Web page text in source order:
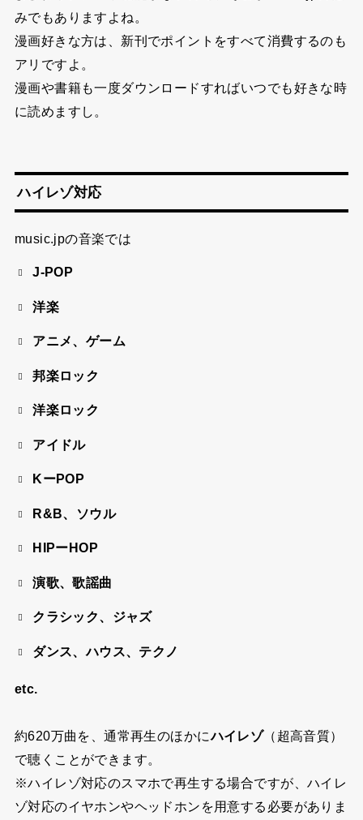
みでもありますよね。
漫画好きな方は、新刊でポイントをすべて消費するのも
アリですよ。
漫画や書籍も一度ダウンロードすればいつでも好きな時
に読めますし。
ハイレゾ対応
music.jpの音楽では
J-POP
洋楽
アニメ、ゲーム
邦楽ロック
洋楽ロック
アイドル
KーPOP
R&B、ソウル
HIPーHOP
演歌、歌謡曲
クラシック、ジャズ
ダンス、ハウス、テクノ
etc.
約620万曲を、通常再生のほかにハイレゾ（超高音質）
で聴くことができます。
※ハイレゾ対応のスマホで再生する場合ですが、ハイレ
ゾ対応のイヤホンやヘッドホンを用意する必要がありま